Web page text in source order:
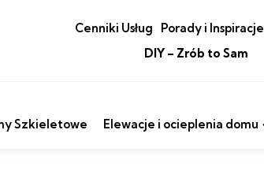
Cenniki Usług Porady i Inspiracje
DIY – Zrób to Sam
Szkieletowe Elewacje i ocieplenia domu